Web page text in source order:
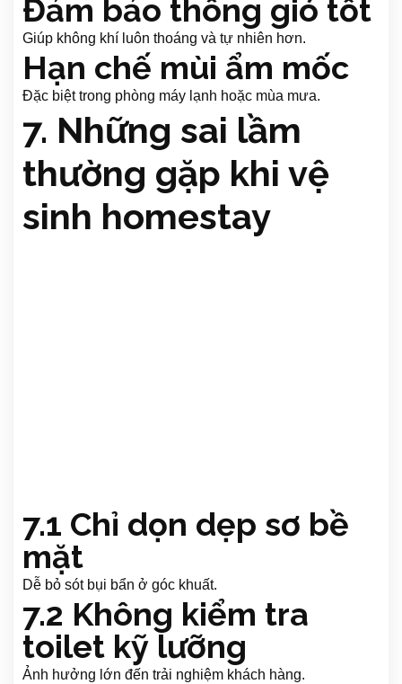
Đảm bảo thông gió tốt
Giúp không khí luôn thoáng và tự nhiên hơn.
Hạn chế mùi ẩm mốc
Đặc biệt trong phòng máy lạnh hoặc mùa mưa.
7. Những sai lầm
thường gặp khi vệ
sinh homestay
7.1 Chỉ dọn dẹp sơ bề
mặt
Dễ bỏ sót bụi bẩn ở góc khuất.
7.2 Không kiểm tra
toilet kỹ lưỡng
Ảnh hưởng lớn đến trải nghiệm khách hàng.